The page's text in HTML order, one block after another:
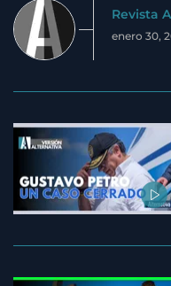
Revista
enero 30,